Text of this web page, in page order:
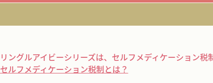
リングルアイビーシリーズは、 セルフメディケーション税
セルフメディケーション税制とは？